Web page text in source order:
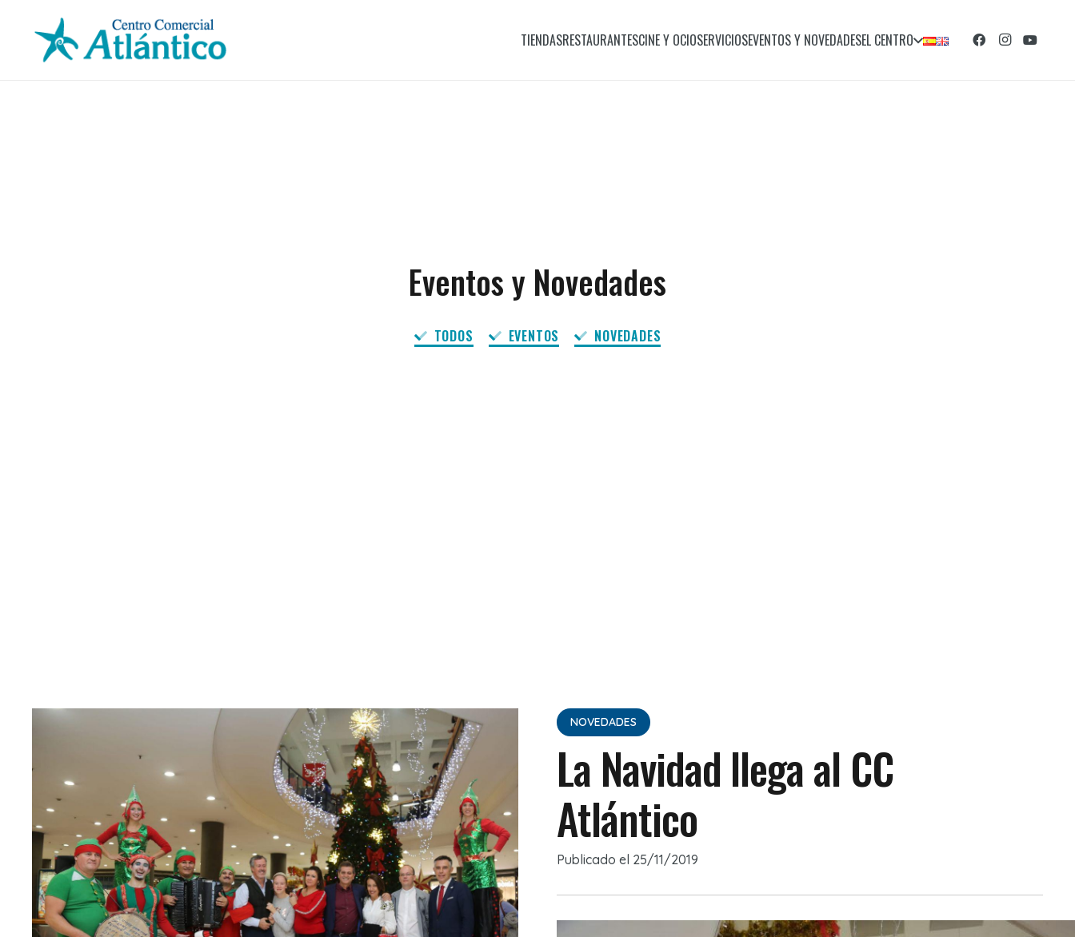
TIENDASRESTAURANTESCINE Y OCIOSERVICIOSEVENTOS Y NOVEDADESEL CENTRO
Eventos y Novedades
TODOS EVENTOS NOVEDADES
NOVEDADES
La Navidad llega al CC
Atlántico
Publicado el 25/11/2019